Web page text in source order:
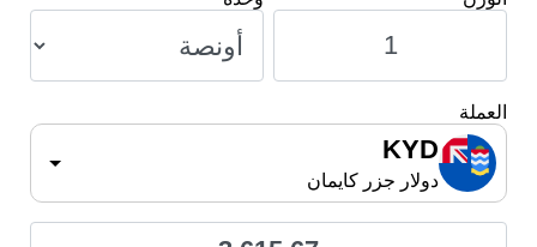
العملة
KYD
دولار جزر كايمان